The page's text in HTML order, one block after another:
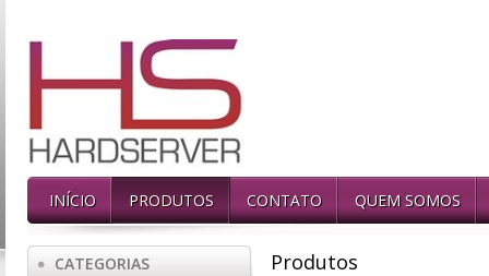
INÍCIO PRODUTOS CONTATO QUEM SOMOS
CATEGORIAS Produtos